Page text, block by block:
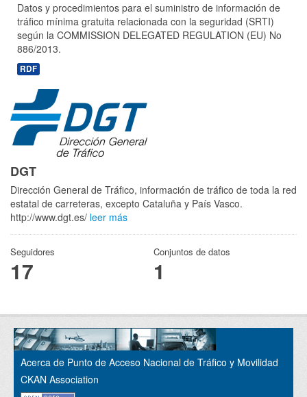
Datos y procedimientos para el suministro de información de
tráfico mínima gratuita relacionada con la seguridad (SRTI)
según la COMMISSION DELEGATED REGULATION (EU) No
886/2013.
RDF
DGT
Dirección General de Tráfico, información de tráfico de toda la red
estatal de carreteras, excepto Cataluña y País Vasco.
http://www.dgt.es/ leer más
Seguidores
17
Conjuntos de datos
1
Acerca de Punto de Acceso Nacional de Tráfico y Movilidad
CKAN Association